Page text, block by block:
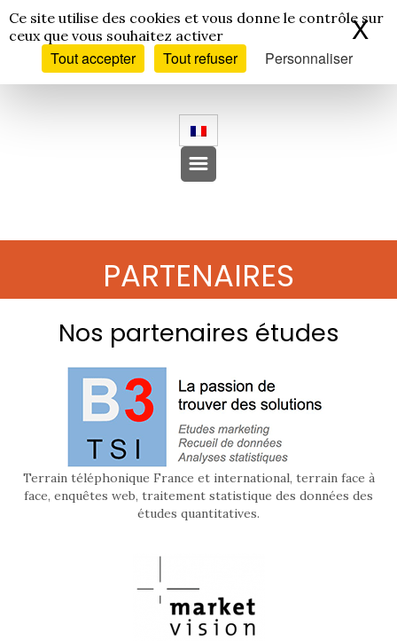
Panneau de gestion des cookies
Ce site utilise des cookies et vous donne le contrôle sur
ceux que vous souhaitez activer
Tout accepter Tout refuser Personnaliser
X
PARTENAIRES
Nos partenaires études
Terrain téléphonique France et international, terrain face à
face, enquêtes web, traitement statistique des données des
études quantitatives.